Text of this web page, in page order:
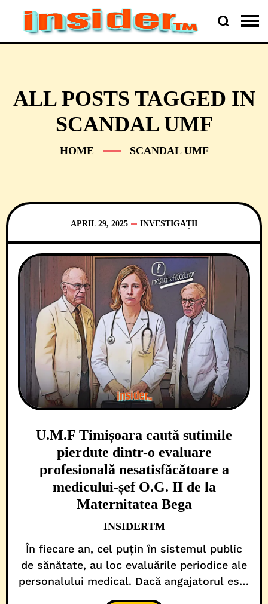
ALL POSTS TAGGED IN
SCANDAL UMF
HOME SCANDAL UMF
APRIL 29, 2025 INVESTIGAȚII
U.M.F Timișoara caută sutimile
pierdute dintr-o evaluare
profesională nesatisfăcătoare a
medicului-șef O.G. II de la
Maternitatea Bega
INSIDERTM
În fiecare an, cel puțin în sistemul public
de sănătate, au loc evaluările periodice ale
personalului medical. Dacă angajatorul este
clinică universitară, așa cum e și cazul